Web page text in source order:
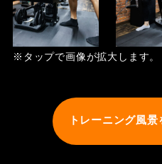
※タップで画像が拡大します。
トレーニング風